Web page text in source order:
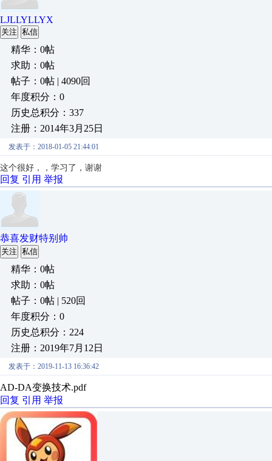
LJLLYLLYX
关注 私信
精华：0帖
求助：0帖
帖子：0帖 | 4090回
年度积分：0
历史总积分：337
注册：2014年3月25日
发表于：2018-01-05 21:44:01
这个很好，，学习了，谢谢
回复 引用 举报
恭喜发财特别帅
关注 私信
精华：0帖
求助：0帖
帖子：0帖 | 520回
年度积分：0
历史总积分：224
注册：2019年7月12日
发表于：2019-11-13 16:36:42
AD-DA变换技术.pdf
回复 引用 举报